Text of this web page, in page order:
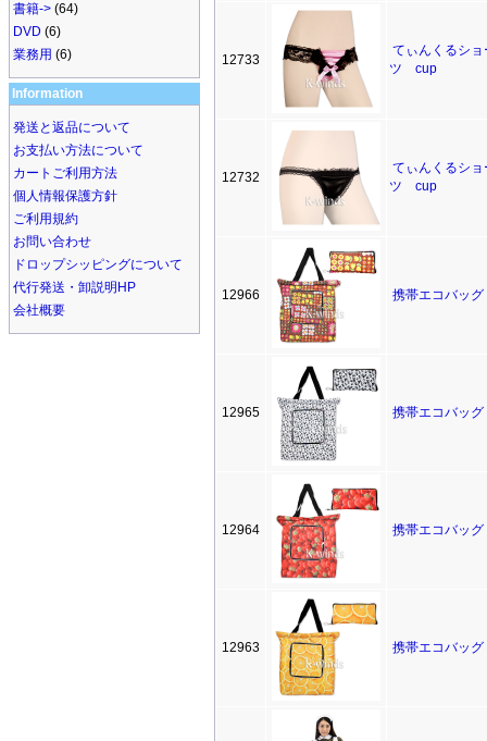
書籍-> (64)
DVD (6)
業務用 (6)
Information
発送と返品について
お支払い方法について
カートご利用方法
個人情報保護方針
ご利用規約
お問い合わせ
ドロップシッピングについて
代行発送・卸説明HP
会社概要
12733
てぃんくるショ
ツ cup
12732
てぃんくるショ
ツ cup
12966 携帯エコバッグ
12965 携帯エコバッグ
12964 携帯エコバッグ
12963 携帯エコバッグ